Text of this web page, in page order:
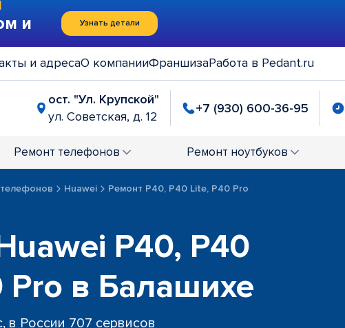
и
Узнать детали
и адресаО компанииФраншизаРабота в Pedant.ru
ост. "Ул. Крупской"
ул. Советская, д. 12
+7 (930) 600-36-95
Ремонт телефонов Ремонт ноутбуков
Huawei Ремонт P40, P40 Lite, P40 Pro
P40, P40
Pro в Балашихе
в России 707 сервисов